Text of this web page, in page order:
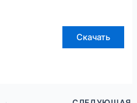
Скачать